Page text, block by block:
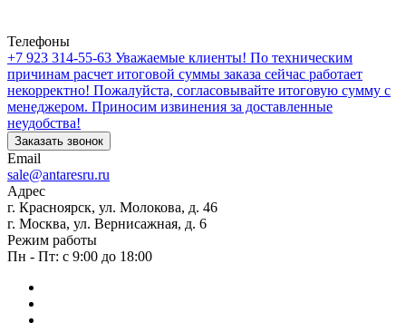
Телефоны
+7 923 314-55-63 Уважаемые клиенты! По техническим
причинам расчет итоговой суммы заказа сейчас работает
некорректно! Пожалуйста, согласовывайте итоговую сумму с
менеджером. Приносим извинения за доставленные
неудобства!
Заказать звонок
Email
sale@antaresru.ru
Адрес
г. Красноярск, ул. Молокова, д. 46
г. Москва, ул. Вернисажная, д. 6
Режим работы
Пн - Пт: с 9:00 до 18:00